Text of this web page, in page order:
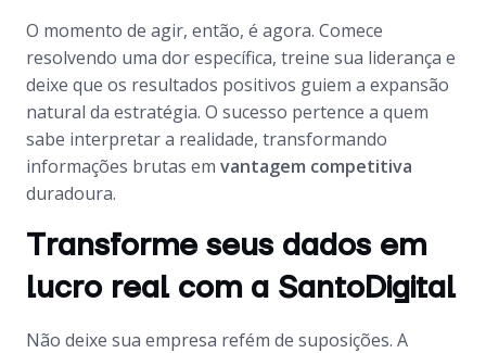
O momento de agir, então, é agora. Comece
resolvendo uma dor específica, treine sua liderança e
deixe que os resultados positivos guiem a expansão
natural da estratégia. O sucesso pertence a quem
sabe interpretar a realidade, transformando
informações brutas em vantagem competitiva
duradoura.
Transforme seus dados em
lucro real com a SantoDigital
Não deixe sua empresa refém de suposições. A